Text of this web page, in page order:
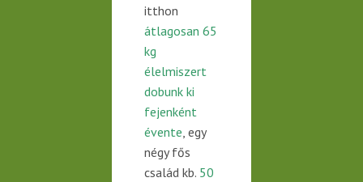
itthon
átlagosan 65
kg
élelmiszert
dobunk ki
fejenként
évente, egy
négy fős
család kb. 50